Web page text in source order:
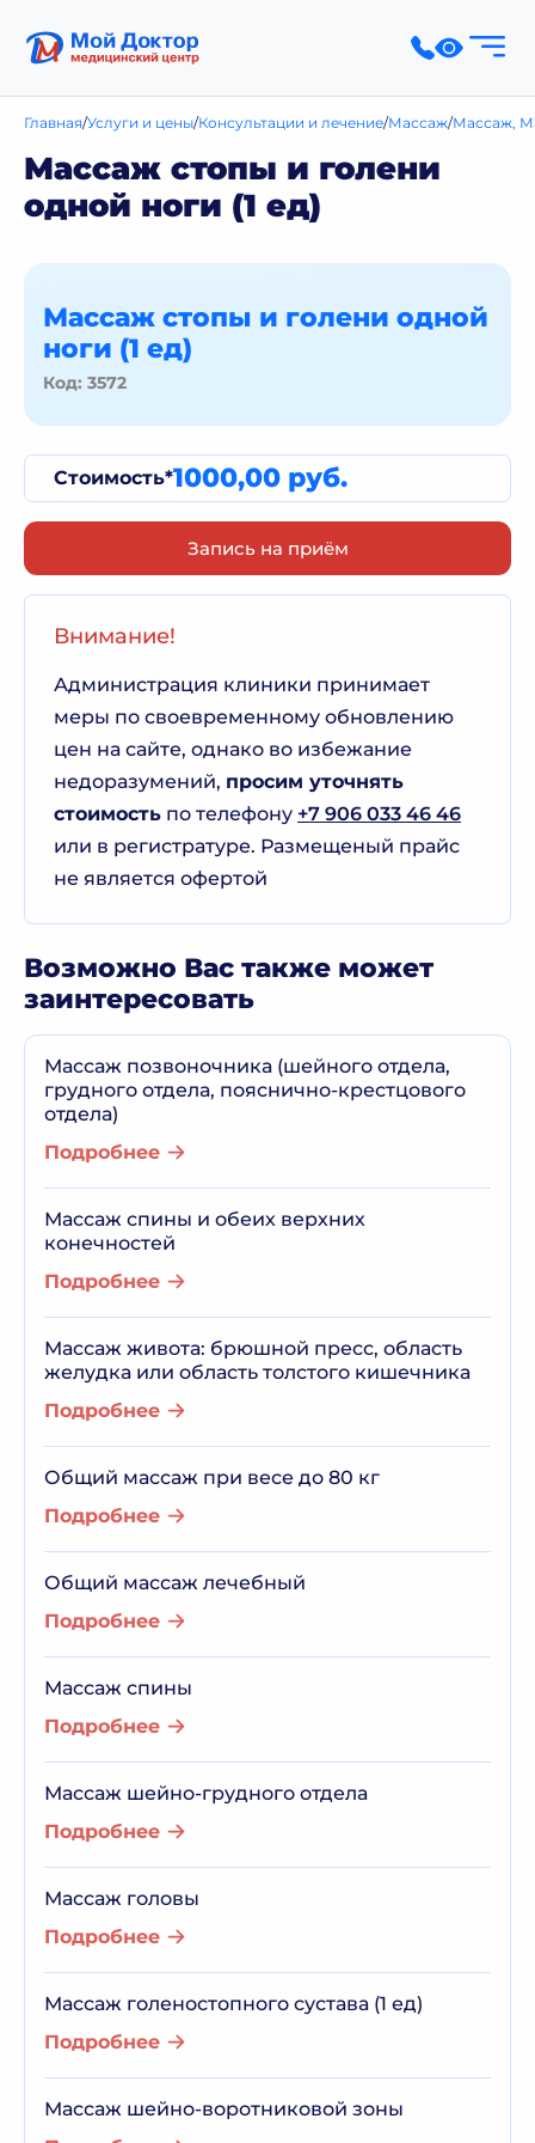
Главная Услуги и цены Консультации и лечение Массаж Массаж,
Массаж стопы и голени
одной ноги (1 ед)
Массаж стопы и голени одной
ноги (1 ед)
Код: 3572
Стоимость*1000,00 руб.
Запись на приём
Внимание!
Администрация клиники принимает
меры по своевременному обновлению
цен на сайте, однако во избежание
недоразумений, просим уточнять
стоимость по телефону +7 906 033 46 46
или в регистратуре. Размещеный прайс
не является офертой
Возможно Вас также может
заинтересовать
Массаж позвоночника (шейного отдела,
грудного отдела, пояснично-крестцового
отдела)
Подробнее
Массаж спины и обеих верхних
конечностей
Подробнее
Массаж живота: брюшной пресс, область
желудка или область толстого кишечника
Подробнее
Общий массаж при весе до 80 кг
Подробнее
Общий массаж лечебный
Подробнее
Массаж спины
Подробнее
Массаж шейно-грудного отдела
Подробнее
Массаж головы
Подробнее
Массаж голеностопного сустава (1 ед)
Подробнее
Массаж шейно-воротниковой зоны